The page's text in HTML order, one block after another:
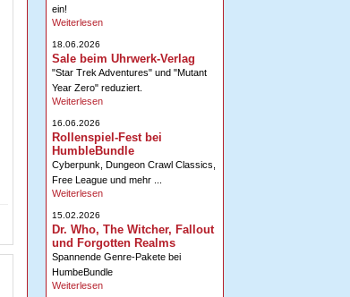
ein!
Weiterlesen
18.06.2026
Sale beim Uhrwerk-Verlag
"Star Trek Adventures" und "Mutant
Year Zero" reduziert.
Weiterlesen
16.06.2026
Rollenspiel-Fest bei
HumbleBundle
Cyberpunk, Dungeon Crawl Classics,
Free League und mehr ...
Weiterlesen
15.02.2026
Dr. Who, The Witcher, Fallout
und Forgotten Realms
Spannende Genre-Pakete bei
HumbeBundle
Weiterlesen